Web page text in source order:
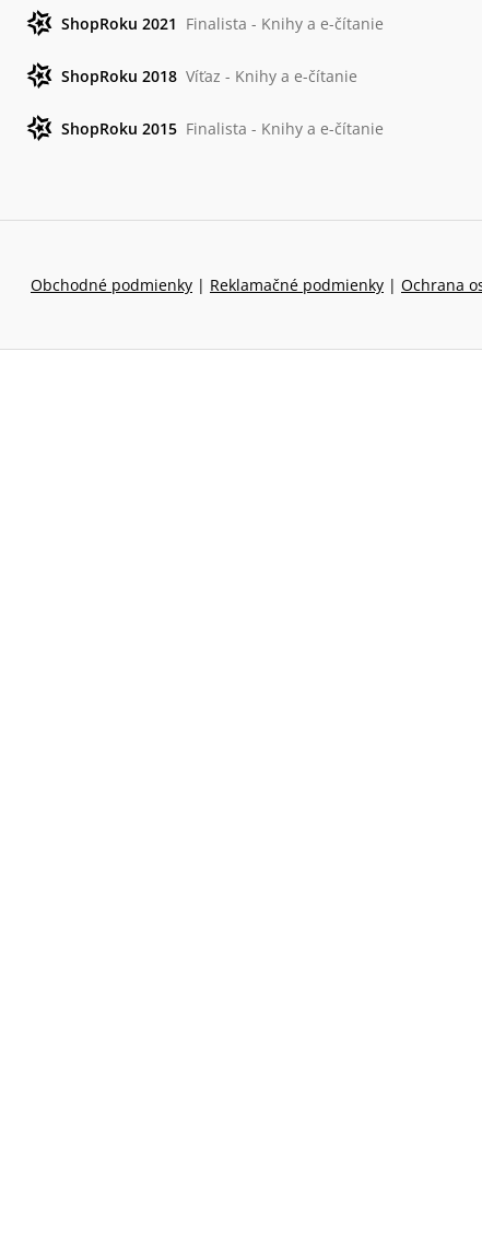
ShopRoku 2021 Finalista - Knihy a e-čítanie
ShopRoku 2018 Víťaz - Knihy a e-čítanie
ShopRoku 2015 Finalista - Knihy a e-čítanie
Obchodné podmienky | Reklamačné podmienky | Ochrana